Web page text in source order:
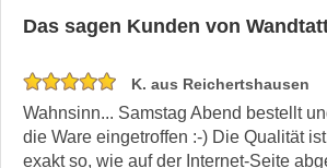
Das sagen Kunden von
K. aus Reichertshausen
Wahnsinn... Samstag Abend bestellt
die Ware eingetroffen :-) Die Qualität
exakt so, wie auf der Internet-Seite